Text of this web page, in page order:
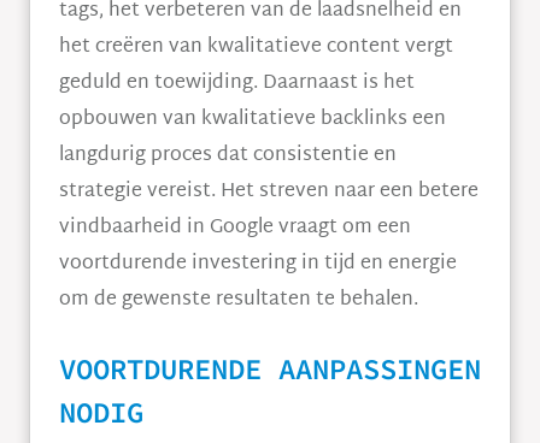
tags, het verbeteren van de laadsnelheid en
het creëren van kwalitatieve content vergt
geduld en toewijding. Daarnaast is het
opbouwen van kwalitatieve backlinks een
langdurig proces dat consistentie en
strategie vereist. Het streven naar een betere
vindbaarheid in Google vraagt om een
voortdurende investering in tijd en energie
om de gewenste resultaten te behalen.
VOORTDURENDE AANPASSINGEN
NODIG